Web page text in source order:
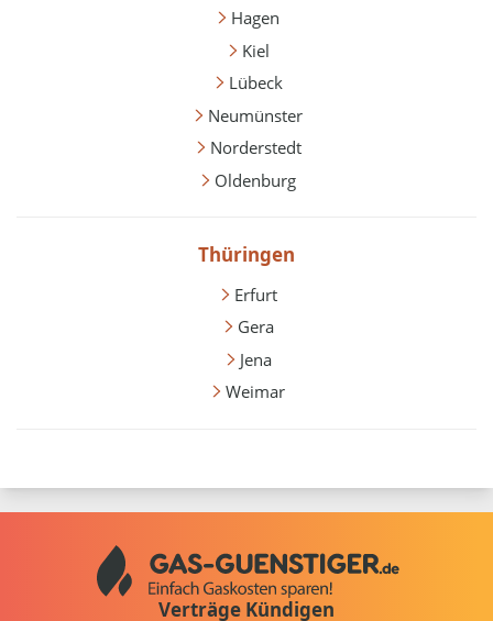
Hagen
Kiel
Lübeck
Neumünster
Norderstedt
Oldenburg
Thüringen
Erfurt
Gera
Jena
Weimar
Verträge Kündigen